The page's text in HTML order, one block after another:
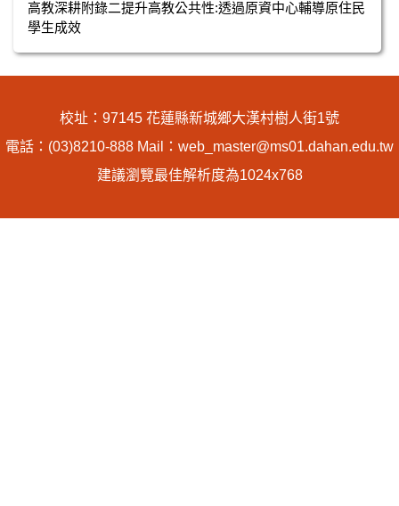
高教深耕附錄二提升高教公共性:透過原資中心輔導原住民
學生成效
校址：97145 花蓮縣新城鄉大漢村樹人街1號
電話：(03)8210-888 Mail：web_master@ms01.dahan.edu.tw
建議瀏覽最佳解析度為1024x768